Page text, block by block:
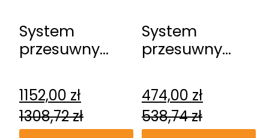
System
przesuwny
ościeżnicowy
1152,00 zł
1308,72zł
System
przesuwny
naścienny
474,00 zł
538,74zł